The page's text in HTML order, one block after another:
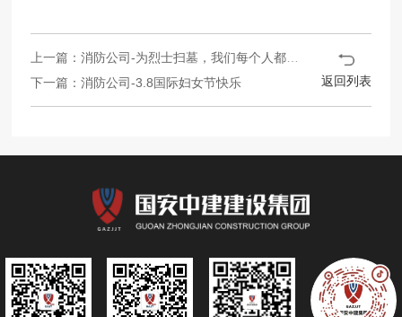
下一篇：消防公司-3.8国际妇女节快乐
返回列表